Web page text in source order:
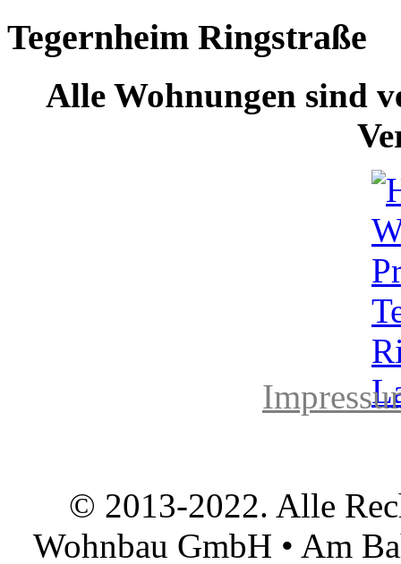
Tegernheim Ringstraße
Alle Wohnungen sind
© 2013-2022. Alle
Wohnbau GmbH • Am